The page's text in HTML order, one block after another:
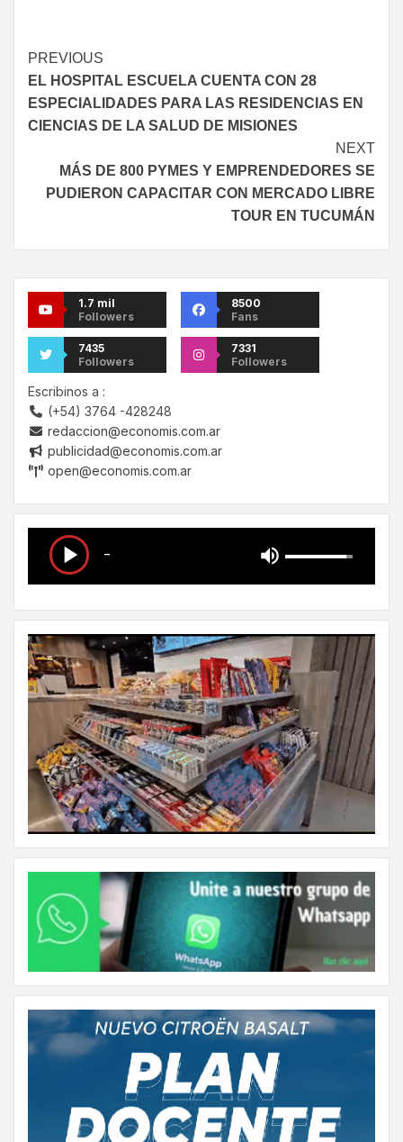
PREVIOUS
EL HOSPITAL ESCUELA CUENTA CON 28
ESPECIALIDADES PARA LAS RESIDENCIAS EN
CIENCIAS DE LA SALUD DE MISIONES
NEXT
MÁS DE 800 PYMES Y EMPRENDEDORES SE
PUDIERON CAPACITAR CON MERCADO LIBRE
TOUR EN TUCUMÁN
1.7 mil
Followers
8500
Fans
7435
Followers
7331
Followers
Escribinos a :
(+54) 3764 -428248
redaccion@economis.com.ar
publicidad@economis.com.ar
open@economis.com.ar